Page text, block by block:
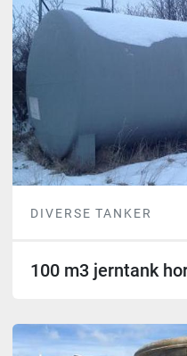
DIVERSE TANKER
100 m3 jerntank